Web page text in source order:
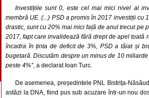
Investițiile sunt 0, este cel mai mici nivel al
membră UE. (...) PSD a promis în 2017 investiții
drastic, sunt cu 20% mai mici față de anul trecut pe
2017, fapt care invalidează fără drept de apel toată
încadra în ținta de deficit de 3%, PSD a tăiat și
bugetară. Discutăm despre un minus de 10
peste 4%”, a declarat Ioan Turc.
De asemenea, președintele PNL Bistrița-
astăzi la DNA, fiind pus sub acuzare într-un nou